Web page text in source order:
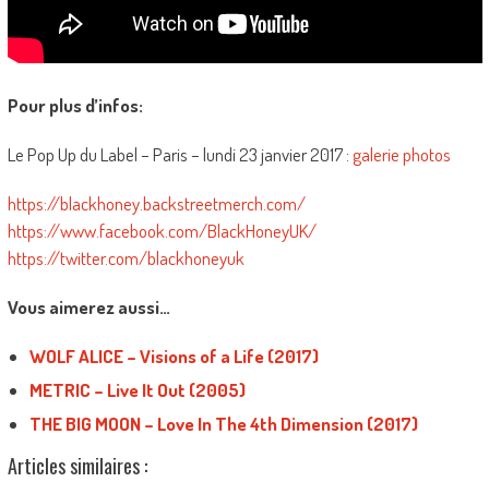
Pour plus d’infos:
Le Pop Up du Label – Paris – lundi 23 janvier 2017 :galerie photos
https://blackhoney.backstreetmerch.com/
https://www.facebook.com/BlackHoneyUK/
https://twitter.com/blackhoneyuk
Vous aimerez aussi…
WOLF ALICE – Visions of a Life (2017)
METRIC – Live It Out (2005)
THE BIG MOON – Love In The 4th Dimension (2017)
Articles similaires :